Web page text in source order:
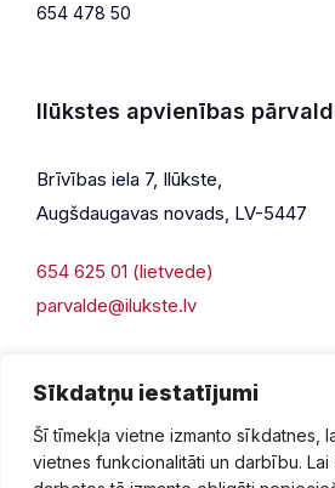
Sīkdatņu iestatījumi
Šī tīmekļa vietne izmanto sīkdatnes,
vietnes funkcionalitāti un darbību.
654 478 50
Ilūkstes apvienības
Brīvības iela 7, Ilūkste,
Augšdaugavas novads, LV-5447
654 625 01 (lietvede)
parvalde@ilukste.lv